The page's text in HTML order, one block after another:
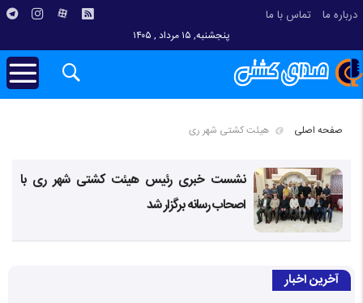
درباره ما تماس با ما
پنجشنبه, ۱۵ مرداد , ۱۴۰۵
صفحه اصلی هیئت کشتی شهر ری
نشست خبری رئیس هیئت کشتی شهر ری با
اصحاب رسانه برگزار شد
آخرین اخبار